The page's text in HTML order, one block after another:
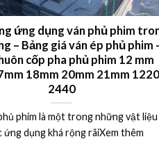
ứng dụng ván phủ phim
– Bảng giá ván ép phủ phim
cốp pha phủ phim 12 mm
18mm 20mm 21mm
2440
phim là một trong những vật liệu
ứng dụng khá rộng rãiXem thêm